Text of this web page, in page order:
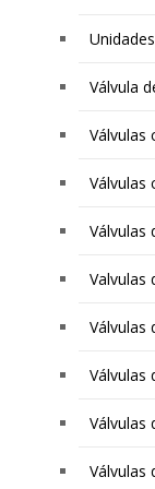
Válvula
Válvulas
Válvulas
Válvulas
Valvulas
Válvulas
Válvulas
Válvulas